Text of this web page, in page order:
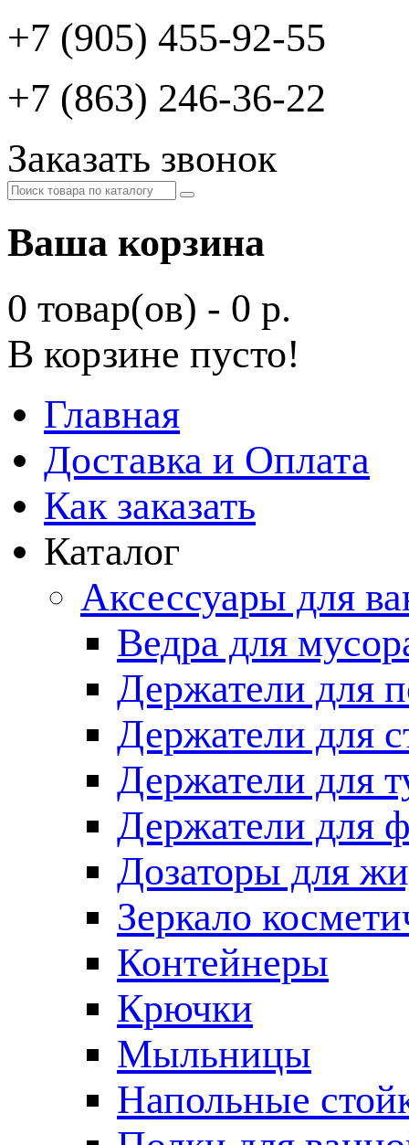
+7 (905) 455-92-55
+7 (863) 246-36-22
Заказать звонок
Ваша корзина
0 товар(ов) - 0 р.
В корзине пусто!
Главная
Доставка и Оплата
Как заказать
Каталог
Аксессуары для
Ведра для
Держатели для
Держатели для
Держатели для
Держатели для
Дозаторы для
Зеркало
Контейнеры
Крючки
Мыльницы
Напольные